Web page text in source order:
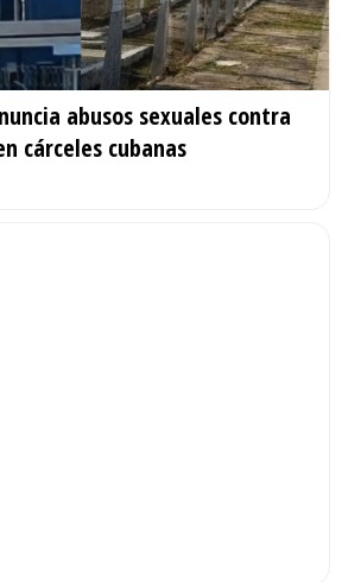
abusos sexuales contra
cárceles cubanas